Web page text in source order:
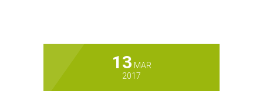
13 MAR
2017